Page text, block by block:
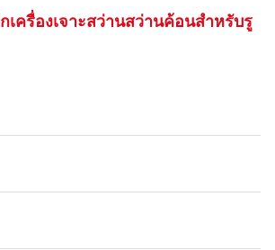
เครื่องเจาะสว่านสว่านค้อนสำหรับรู